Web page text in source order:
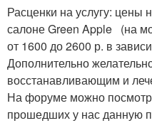
Расценки на услугу: цены
салоне Green Apple (на
от 1600 до 2600 р. в
Дополнительно
восстанавливающим и
На форуме можно
прошедших у нас данную